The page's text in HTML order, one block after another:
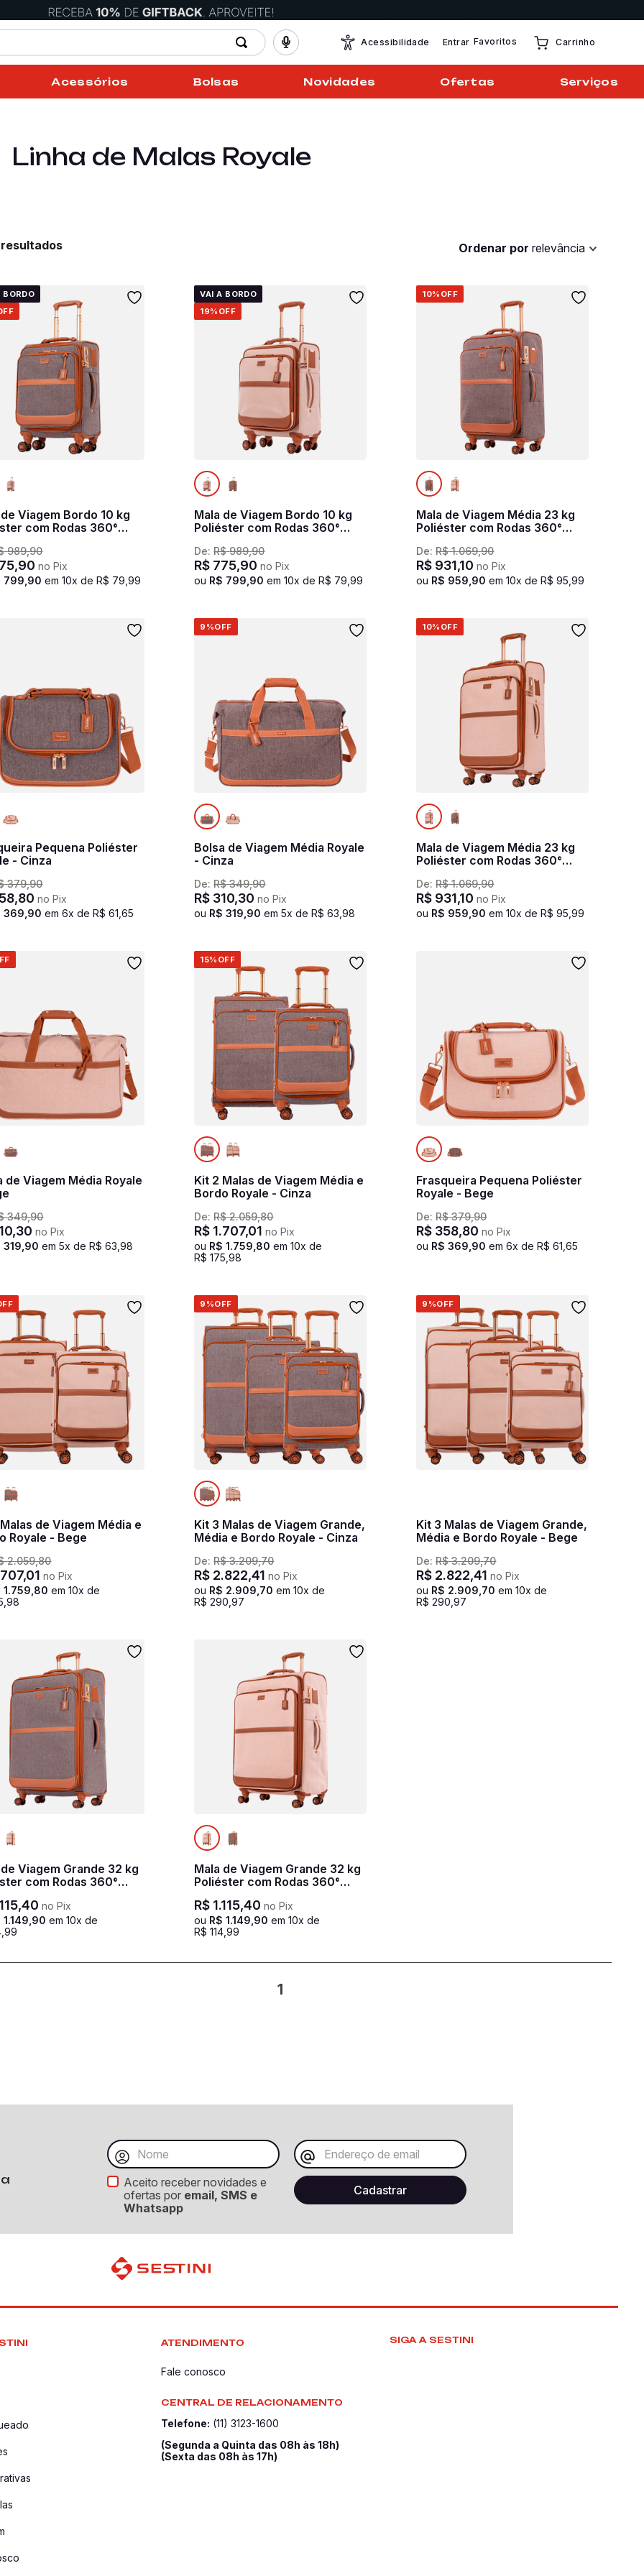
Acessibilidade Entrar Favoritos Carrinho
Acessórios Bolsas Novidades Ofertas Serviços
Linha de Malas Royale
Ordenar por relevância
BORDO
Viagem Bordo 10 kg
com Rodas 360°
989,90
,90 no Pix
799 90 em10x deR$ 79 ,99
VAI A BORDO
19% OFF
Mala de Viagem Bordo 10 kg
Poliéster com Rodas 360°
De:R$ 989,90
R$ 775,90 no Pix
ou R$ 799 90 em10x deR$ 79 ,99
10% OFF
Mala de Viagem Média 23 kg
Poliéster com Rodas 360°
De:R$ 1.069,90
R$ 931,10 no Pix
ou R$ 959 90 em10x deR$ 95 ,99
Pequena Poliéster
- Cinza
379,90
,80 no Pix
369 90 em6x deR$ 61 ,65
9%OFF
Bolsa de Viagem Média Royale
- Cinza
De:R$ 349,90
R$ 310,30 no Pix
ou R$ 319 90 em5x deR$ 63 ,98
10% OFF
Mala de Viagem Média 23 kg
Poliéster com Rodas 360°
De:R$ 1.069,90
R$ 931,10 no Pix
ou R$ 959 90 em10x deR$ 95 ,99
de Viagem Média Royale
349,90
,30 no Pix
319 90 em5x deR$ 63 ,98
15% OFF
Kit 2 Malas de Viagem Média e
Bordo Royale - Cinza
De:R$ 2.059,80
R$ 1.707,01 no Pix
ou R$ 1.759 80 em10x de
R$ 175 ,98
Frasqueira Pequena Poliéster
Royale - Bege
De:R$ 379,90
R$ 358,80 no Pix
ou R$ 369 90 em6x deR$ 61 ,65
de Viagem Média e
Royale - Bege
2.059,80
707,01 no Pix
1.759 80 em10x de
,98
9%OFF
Kit 3 Malas de Viagem Grande,
Média e Bordo Royale - Cinza
De:R$ 3.209,70
R$ 2.822,41 no Pix
ou R$ 2.909 70 em10x de
R$ 290 ,97
9%OFF
Kit 3 Malas de Viagem Grande,
Média e Bordo Royale - Bege
De:R$ 3.209,70
R$ 2.822,41 no Pix
ou R$ 2.909 70 em10x de
R$ 290 ,97
Viagem Grande 32 kg
com Rodas 360°
- Cinza
,40 no Pix
1.149 90 em10x de
,99
Mala de Viagem Grande 32 kg
Poliéster com Rodas 360°
Royale - Bege
R$ 1.115,40 no Pix
ou R$ 1.149 90 em10x de
R$ 114 ,99
1
Aceito receber novidades e
ofertas por email, SMS e
Whatsapp
ATENDIMENTO
Fale conosco
CENTRAL DE RELACIONAMENTO
Telefone: (11) 3123-1600
(Segunda a Quinta das 08h às 18h)
(Sexta das 08h às 17h)
SIGA A SESTINI